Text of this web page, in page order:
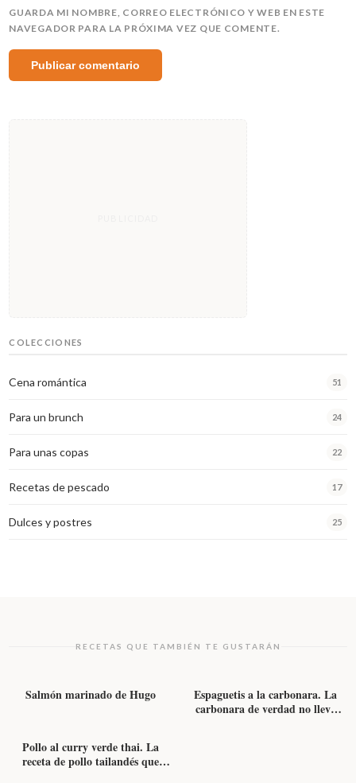
GUARDA MI NOMBRE, CORREO ELECTRÓNICO Y WEB EN ESTE
NAVEGADOR PARA LA PRÓXIMA VEZ QUE COMENTE.
COLECCIONES
Cena romántica 51
Para un brunch 24
Para unas copas 22
Recetas de pescado 17
Dulces y postres 25
RECETAS QUE TAMBIÉN TE GUSTARÁN
Salmón marinado de Hugo
Espaguetis a la carbonara. La
carbonara de verdad no lleva
Pollo al curry verde thai. La
receta de pollo tailandés que